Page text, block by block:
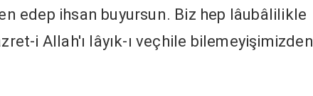
edep ihsan buyursun. Biz hep lâubâlilikle
i Allah'ı lâyık-ı veçhile bilemeyişimizden